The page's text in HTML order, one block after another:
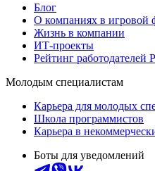
Блог
О компаниях в игровой
Жизнь в компании
ИТ-проекты
Рейтинг работодателей
Молодым специалистам
Карьера для молодых
Школа программистов
Карьера в
Боты для уведомлений